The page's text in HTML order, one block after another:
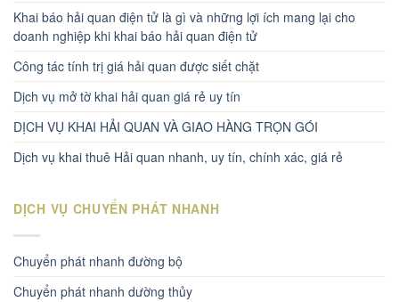
Khai báo hải quan điện tử là gì và những lợi ích mang lại cho
doanh nghiệp khi khai báo hải quan điện tử
Công tác tính trị giá hải quan được siết chặt
Dịch vụ mở tờ khai hải quan giá rẻ uy tín
DỊCH VỤ KHAI HẢI QUAN VÀ GIAO HÀNG TRỌN GÓI
Dịch vụ khai thuê Hải quan nhanh, uy tín, chính xác, giá rẻ
DỊCH VỤ CHUYỂN PHÁT NHANH
Chuyển phát nhanh đường bộ
Chuyển phát nhanh dường thủy